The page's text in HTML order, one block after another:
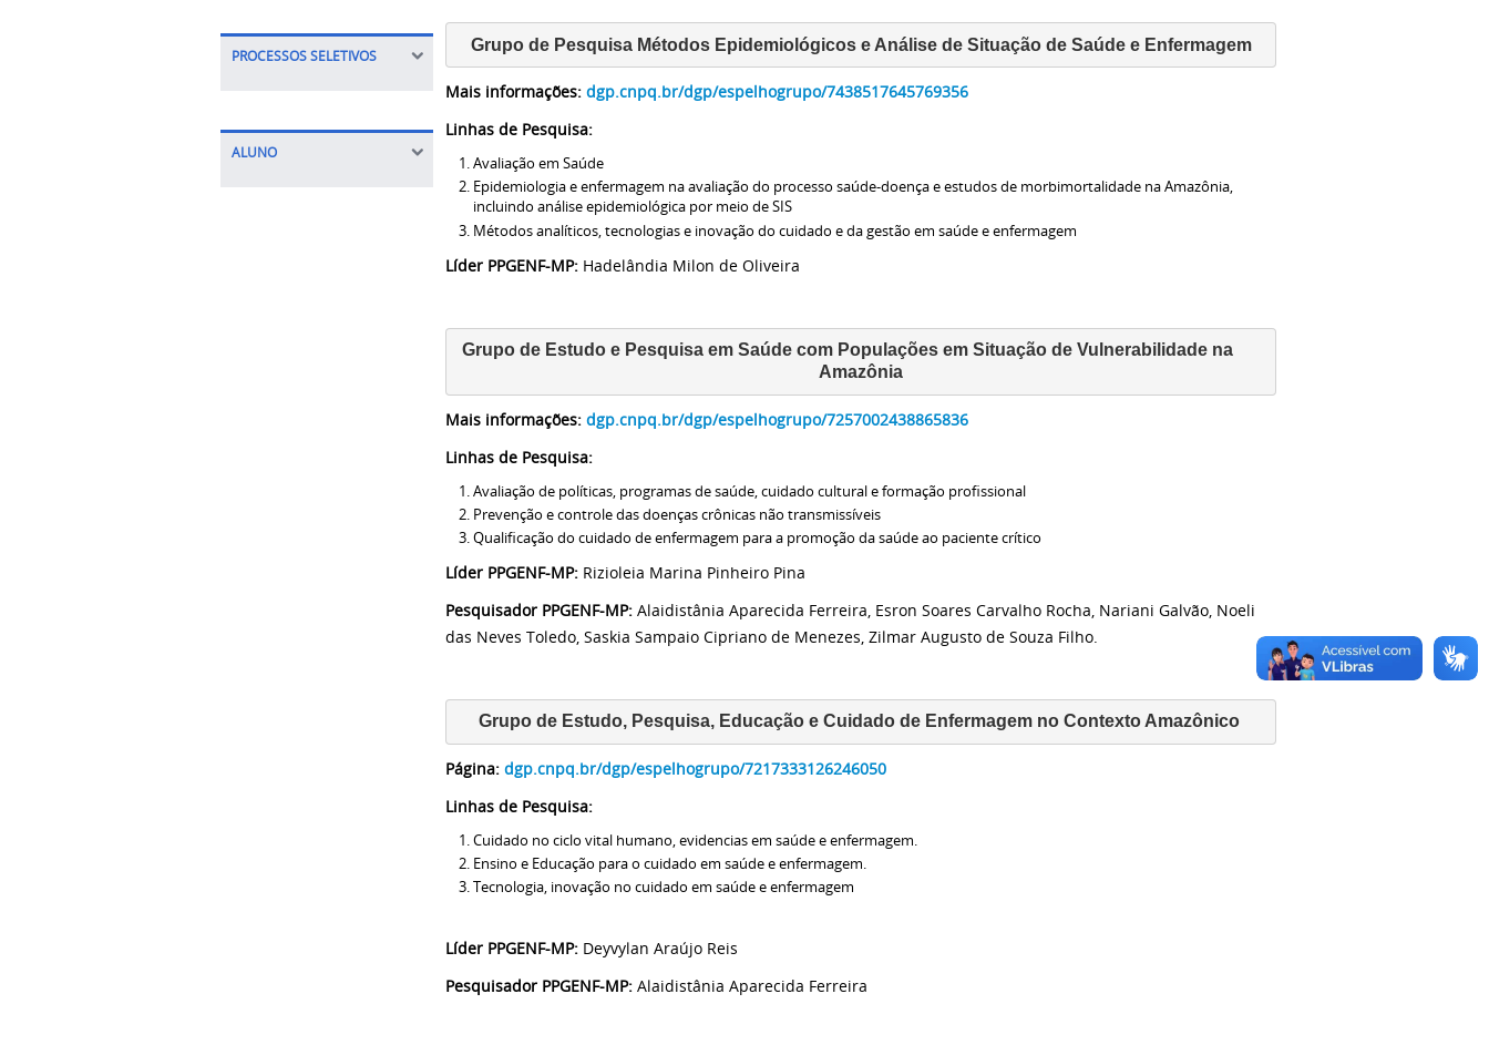
PROCESSOS SELETIVOS
ALUNO
Grupo de Pesquisa Métodos Epidemiológicos e Análise de Situação de Saúde e Enfermagem
Mais informações: dgp.cnpq.br/dgp/espelhogrupo/7438517645769356
Linhas de Pesquisa:
Avaliação em Saúde
Epidemiologia e enfermagem na avaliação do processo saúde-doença e estudos de morbimortalidade na Amazônia,
incluindo análise epidemiológica por meio de SIS
Métodos analíticos, tecnologias e inovação do cuidado e da gestão em saúde e enfermagem
Líder PPGENF-MP: Hadelândia Milon de Oliveira
Grupo de Estudo e Pesquisa em Saúde com Populações em Situação de Vulnerabilidade na
Amazônia
Mais informações: dgp.cnpq.br/dgp/espelhogrupo/7257002438865836
Linhas de Pesquisa:
Avaliação de políticas, programas de saúde, cuidado cultural e formação profissional
Prevenção e controle das doenças crônicas não transmissíveis
Qualificação do cuidado de enfermagem para a promoção da saúde ao paciente crítico
Líder PPGENF-MP: Rizioleia Marina Pinheiro Pina
Pesquisador PPGENF-MP: Alaidistânia Aparecida Ferreira, Esron Soares Carvalho Rocha, Nariani Galvão, Noeli
das Neves Toledo, Saskia Sampaio Cipriano de Menezes, Zilmar Augusto de Souza Filho.
Grupo de Estudo, Pesquisa, Educação e Cuidado de Enfermagem no Contexto Amazônico
Página: dgp.cnpq.br/dgp/espelhogrupo/7217333126246050
Linhas de Pesquisa:
Cuidado no ciclo vital humano, evidencias em saúde e enfermagem.
Ensino e Educação para o cuidado em saúde e enfermagem.
Tecnologia, inovação no cuidado em saúde e enfermagem
Líder PPGENF-MP: Deyvylan Araújo Reis
Pesquisador PPGENF-MP: Alaidistânia Aparecida Ferreira